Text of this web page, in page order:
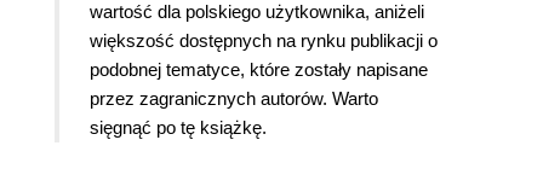
wartość dla polskiego użytkownika, aniżeli
większość dostępnych na rynku publikacji o
podobnej tematyce, które zostały napisane
przez zagranicznych autorów. Warto
sięgnąć po tę książkę.